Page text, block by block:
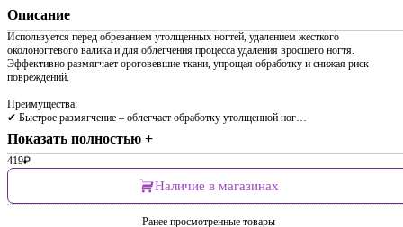
Описание
Используется перед обрезанием утолщенных ногтей, удалением жесткого
околоногтевого валика и для облегчения процесса удаления вросшего ногтя.
Эффективно размягчает ороговевшие ткани, упрощая обработку и снижая риск
повреждений.
Преимущества:
✔ Быстрое размягчение – облегчает обработку утолщенной ног…
Показать полностью +
419₽
Наличие в магазинах
Ранее просмотренные товары